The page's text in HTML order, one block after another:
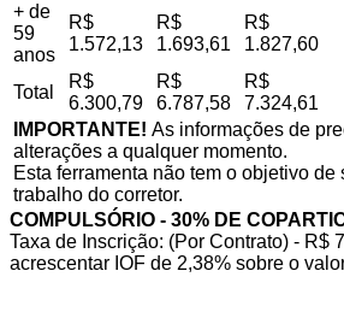
+ de
59
anos
R$
1.572,13
R$
1.693,61
R$
1.827,60
Total
R$
6.300,79
R$
6.787,58
R$
7.324,61
IMPORTANTE! As informações de
alterações a qualquer momento.
Esta ferramenta não tem o objetivo
trabalho do corretor.
COMPULSÓRIO - 30% DE
Taxa de Inscrição: (Por Contrato) - R$
acrescentar IOF de 2,38% sobre o